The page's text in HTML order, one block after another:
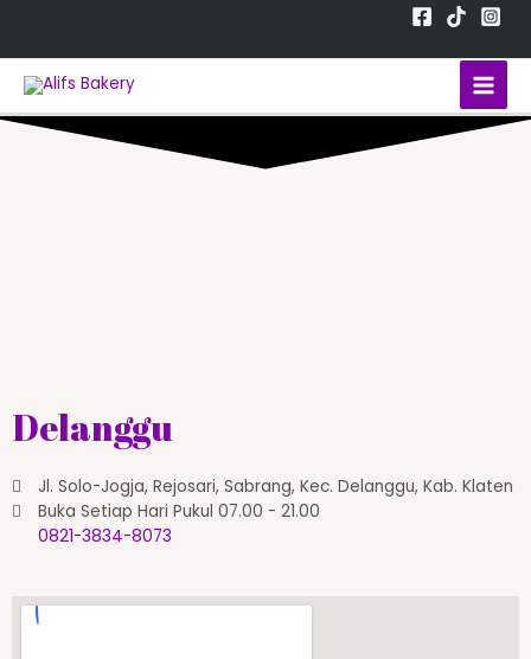
Delanggu
Jl. Solo-Jogja, Rejosari, Sabrang, Kec. Delanggu, Kab. Klaten
Buka Setiap Hari Pukul 07.00 - 21.00
0821-3834-8073